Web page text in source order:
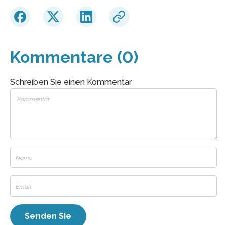
Kommentare (0)
Schreiben Sie einen Kommentar